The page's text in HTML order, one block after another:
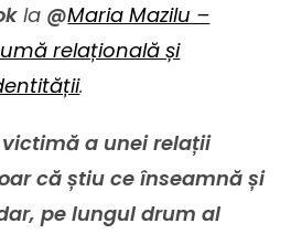
la @Maria Mazilu –
relațională și
.
a unei relații
că știu ce înseamnă și
pe lungul drum al